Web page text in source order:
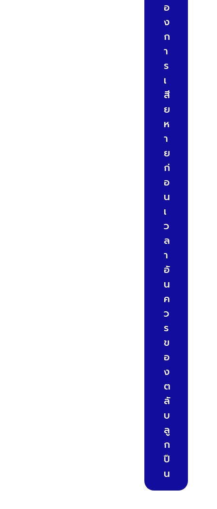
อ
ง
ก
า
ร
เ
สี
ย
ห
า
ย
ก่
อ
น
เ
ว
ล
า
อั
น
ค
ว
ร
ข
อ
ง
ต
ลั
บ
ลู
ก
ปื
น